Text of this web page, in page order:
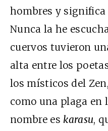
hombres y significa
Nunca la he
cuervos tuvieron
alta entre los
los místicos del
como una plaga en
nombre es karasu,